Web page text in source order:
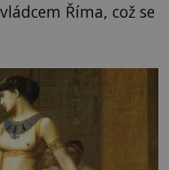
Říma, což se